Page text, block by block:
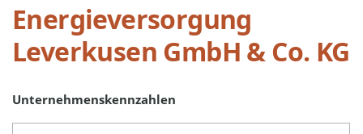
Energieversorgung
Leverkusen GmbH & Co. KG
Unternehmenskennzahlen